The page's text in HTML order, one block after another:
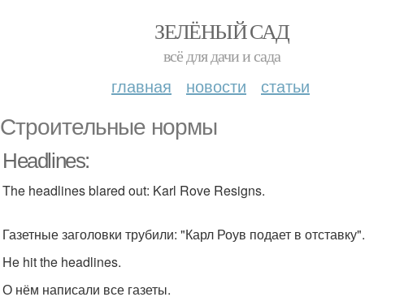
ЗЕЛЁНЫЙ САД
всё для дачи и сада
главная новости статьи
Строительные нормы
Headlines:
The headlines blared out: Karl Rove Resigns.
Газетные заголовки трубили: "Карл Роув подает в отставку".
He hit the headlines.
О нём написали все газеты.